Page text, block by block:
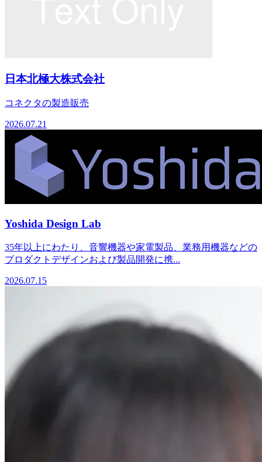
日本北極大株式会社
コネクタの製造販売
2026.07.21
Yoshida Design Lab
35年以上にわたり、音響機器や家電製品、業務用機器などの
プロダクトデザインおよび製品開発に携...
2026.07.15